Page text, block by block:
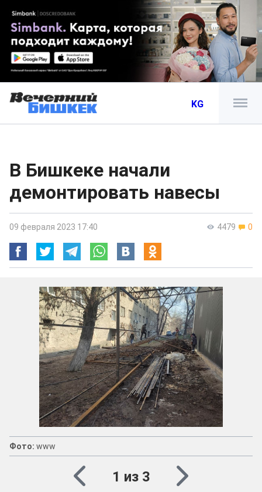
KG
В Бишкеке начали
демонтировать навесы
4479 0
09 февраля 2023 17:40
Фото: www
1 из 3